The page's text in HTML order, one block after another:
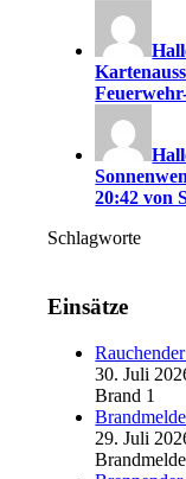
20:42 von
Schlagworte
Einsätze
30. Juli
Brand 1
29. Juli